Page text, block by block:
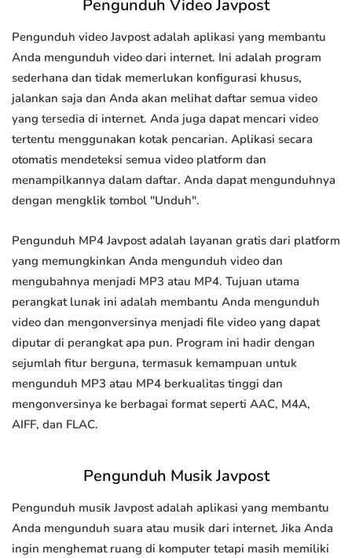
Pengunduh Video Javpost
Pengunduh video Javpost adalah aplikasi yang membantu
Anda mengunduh video dari internet. Ini adalah program
sederhana dan tidak memerlukan konfigurasi khusus,
jalankan saja dan Anda akan melihat daftar semua video
yang tersedia di internet. Anda juga dapat mencari video
tertentu menggunakan kotak pencarian. Aplikasi secara
otomatis mendeteksi semua video platform dan
menampilkannya dalam daftar. Anda dapat mengunduhnya
dengan mengklik tombol "Unduh".
Pengunduh MP4 Javpost adalah layanan gratis dari platform
yang memungkinkan Anda mengunduh video dan
mengubahnya menjadi MP3 atau MP4. Tujuan utama
perangkat lunak ini adalah membantu Anda mengunduh
video dan mengonversinya menjadi file video yang dapat
diputar di perangkat apa pun. Program ini hadir dengan
sejumlah fitur berguna, termasuk kemampuan untuk
mengunduh MP3 atau MP4 berkualitas tinggi dan
mengonversinya ke berbagai format seperti AAC, M4A,
AIFF, dan FLAC.
Pengunduh Musik Javpost
Pengunduh musik Javpost adalah aplikasi yang membantu
Anda mengunduh suara atau musik dari internet. Jika Anda
ingin menghemat ruang di komputer tetapi masih memiliki